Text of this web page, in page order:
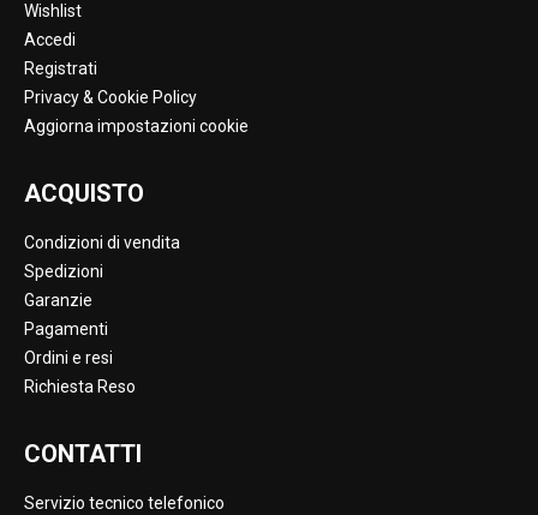
Wishlist
Accedi
Registrati
Privacy & Cookie Policy
Aggiorna impostazioni cookie
ACQUISTO
Condizioni di vendita
Spedizioni
Garanzie
Pagamenti
Ordini e resi
Richiesta Reso
CONTATTI
Servizio tecnico telefonico